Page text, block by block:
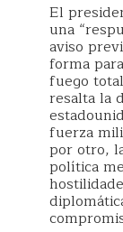
El
una
aviso
forma
fuego
resalta la
fuerza
por otro,
política